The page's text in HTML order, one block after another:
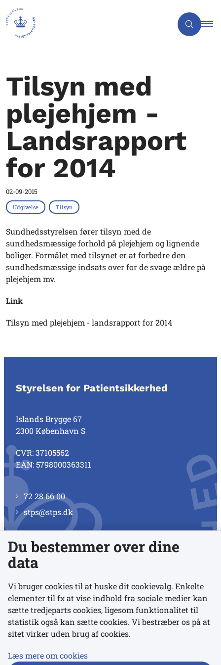
Tilsyn med
plejehjem -
Landsrapport
for 2014
02-09-2015
Udgivelse Tilsyn
Sundhedsstyrelsen fører tilsyn med de
sundhedsmæssige forhold på plejehjem og lignende
boliger. Formålet med tilsynet er at forbedre den
sundhedsmæssige indsats over for de svage ældre på
plejehjem mv.
Link
Tilsyn med plejehjem - landsrapport for 2014
Styrelsen for Patientsikkerhed
Islands Brygge 67
2300 København S
CVR: 37105562
EAN: 5798000363311
72 28 66 00
stps@stps.dk
Se alle kontaktnumre
Links
Udgivelser
Du bestemmer over dine
data
Vi bruger cookies til at huske dit cookievalg. Enkelte
elementer til fx at vise indhold fra sociale medier kan
sætte tredjeparts cookies, ligesom funktionalitet til
statistik også kan sætte cookies. Vi bestræber os på at
sitet virker uden brug af cookies.
Læs mere om cookies